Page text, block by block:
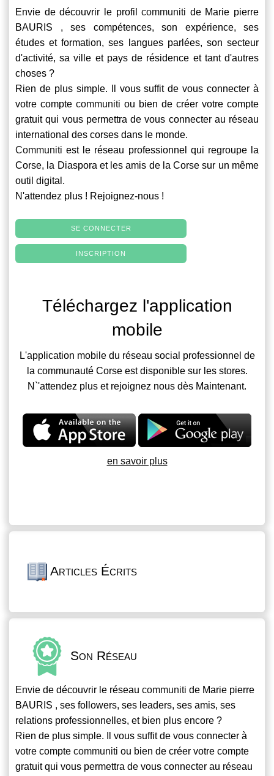
Envie de découvrir le profilcommuniti de Marie pierre
BAURIS , ses compétences, son expérience, ses
études et formation, ses langues parlées, son secteur
d'activité, sa ville et pays de résidence et tant d'autres
choses ?
Rien de plus simple. Il vous suffit de vous connecter à
votre compte communiti ou bien de créer votre compte
gratuit qui vous permettra de vous connecter au réseau
international des corses dans le monde.
Communiti est le réseau professionnel qui regroupe la
Corse, la Diaspora et les amis de la Corse sur un même
outil digital.
N'attendez plus ! Rejoignez-nous !
SE CONNECTER
INSCRIPTION
Téléchargez l'application
mobile
L'application mobile du réseau social professionnel de
la communauté Corse est disponible sur les stores.
N`'attendez plus et rejoignez nous dès Maintenant.
en savoir plus
Articles Écrits
Son Réseau
Envie de découvrir le réseau communiti de Marie pierre
BAURIS , ses followers, ses leaders, ses amis, ses
relations professionnelles, et bien plus encore ?
Rien de plus simple. Il vous suffit de vous connecter à
votre compte communiti ou bien de créer votre compte
gratuit qui vous permettra de vous connecter au réseau